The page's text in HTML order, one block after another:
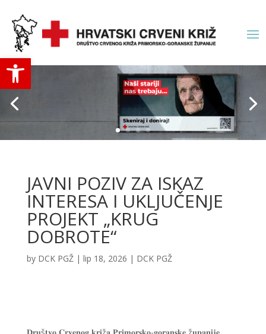
Open toolbar
JAVNI POZIV ZA ISKAZ
INTERESA I UKLJUČENJE
PROJEKT „KRUG
DOBROTE“
by DCK PGŽ| lip 18, 2026 | DCK PGŽ